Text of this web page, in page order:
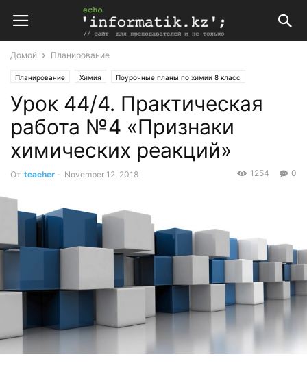
Домой Планирование
Планирование Химия Поурочные планы по химии 8 класс
Урок 44/4. Практическая
работа №4 «Признаки
химических реакций»
От teacher - November 12, 2018 0
1254